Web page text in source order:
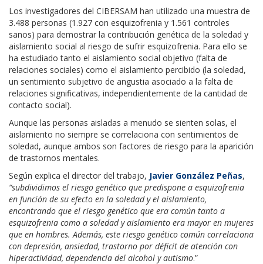
Los investigadores del CIBERSAM han utilizado una muestra de
3.488 personas (1.927 con esquizofrenia y 1.561 controles
sanos) para demostrar la contribución genética de la soledad y
aislamiento social al riesgo de sufrir esquizofrenia. Para ello se
ha estudiado tanto el aislamiento social objetivo (falta de
relaciones sociales) como el aislamiento percibido (la soledad,
un sentimiento subjetivo de angustia asociado a la falta de
relaciones significativas, independientemente de la cantidad de
contacto social).
Aunque las personas aisladas a menudo se sienten solas, el
aislamiento no siempre se correlaciona con sentimientos de
soledad, aunque ambos son factores de riesgo para la aparición
de trastornos mentales.
Según explica el director del trabajo, Javier González Peñas,
“subdividimos el riesgo genético que predispone a esquizofrenia
en función de su efecto en la soledad y el aislamiento,
encontrando que el riesgo genético que era común tanto a
esquizofrenia como a soledad y aislamiento era mayor en mujeres
que en hombres. Además, este riesgo genético común correlaciona
con depresión, ansiedad, trastorno por déficit de atención con
hiperactividad, dependencia del alcohol y autismo.”